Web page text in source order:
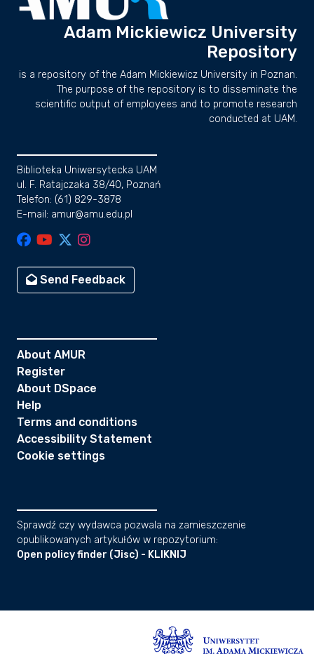
Adam Mickiewicz University
Repository
is a repository of the Adam Mickiewicz University in Poznan.
The purpose of the repository is to disseminate the
scientific output of employees and to promote research
conducted at UAM.
Biblioteka Uniwersytecka UAM
ul. F. Ratajczaka 38/40, Poznań
Telefon: (61) 829-3878
E-mail: amur@amu.edu.pl
Send Feedback
About AMUR
Register
About DSpace
Help
Terms and conditions
Accessibility Statement
Cookie settings
Sprawdź czy wydawca pozwala na zamieszczenie
opublikowanych artykułów w repozytorium:
Open policy finder (Jisc) - KLIKNIJ